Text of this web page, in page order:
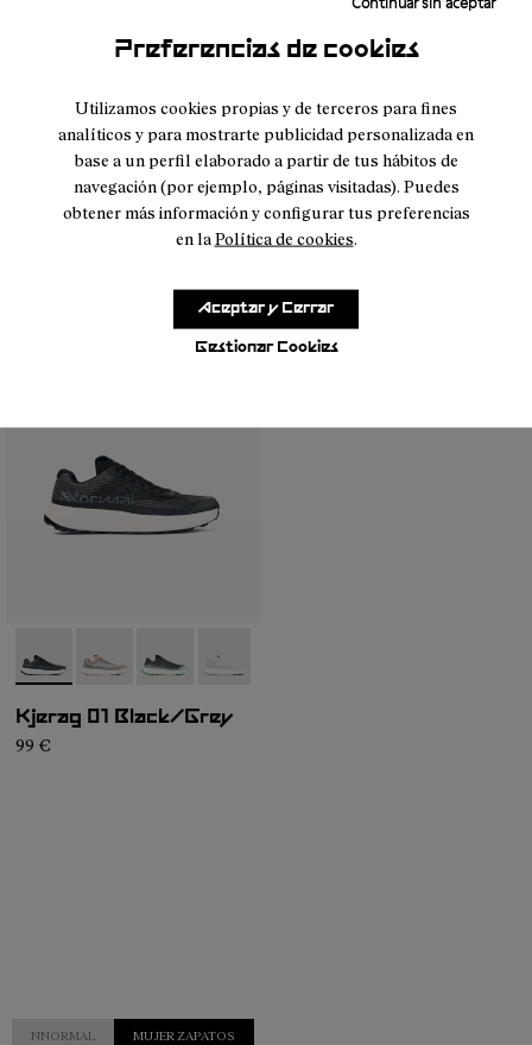
Preferencias de cookies
Utilizamos cookies propias y de terceros para fines
analíticos y para mostrarte publicidad personalizada en
base a un perfil elaborado a partir de tus hábitos de
navegación (por ejemplo, páginas visitadas). Puedes
obtener más información y configurar tus preferencias
en laPolítica de cookies
Gestionar Cookies
Aceptar y Cerrar
- N1ZKGM1-004
- N1ZKGM1-003
- N1ZKGM1-002
- N1ZKGM1-001
- N1ZKGM1-004
- N1ZKGM1-005
99 €
- N1ZKGM1-003
- N1ZKGM1-005
- N1ZKGM1-004- N1ZKGM1-002
Kjerag 01 Black/Grey
99 €
NNORMAL MUJER ZAPATOS